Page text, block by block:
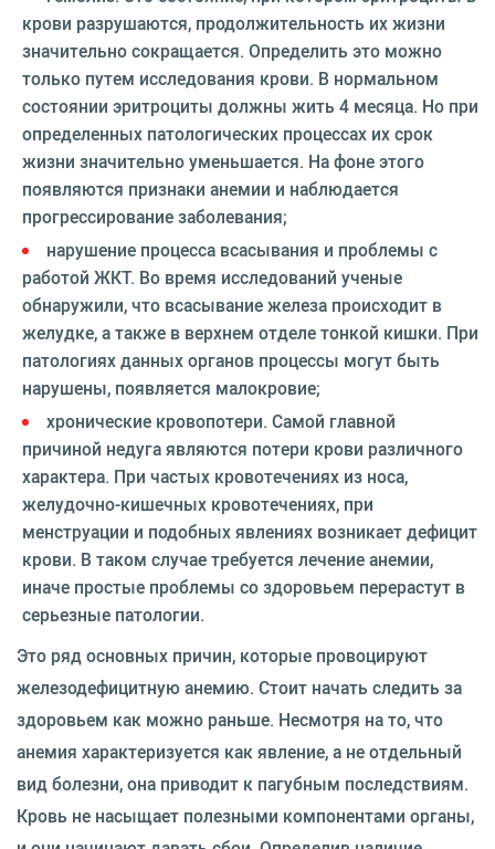
крови разрушаются, продолжительность их жизни
значительно сокращается. Определить это можно
только путем исследования крови. В нормальном
состоянии эритроциты должны жить 4 месяца. Но при
определенных патологических процессах их срок
жизни значительно уменьшается. На фоне этого
появляются признаки анемии и наблюдается
прогрессирование заболевания;
нарушение процесса всасывания и проблемы с
работой ЖКТ. Во время исследований ученые
обнаружили, что всасывание железа происходит в
желудке, а также в верхнем отделе тонкой кишки. При
патологиях данных органов процессы могут быть
нарушены, появляется малокровие;
хронические кровопотери. Самой главной
причиной недуга являются потери крови различного
характера. При частых кровотечениях из носа,
желудочно-кишечных кровотечениях, при
менструации и подобных явлениях возникает дефицит
крови. В таком случае требуется лечение анемии,
иначе простые проблемы со здоровьем перерастут в
серьезные патологии.
Это ряд основных причин, которые провоцируют
железодефицитную анемию. Стоит начать следить за
здоровьем как можно раньше. Несмотря на то, что
анемия характеризуется как явление, а не отдельный
вид болезни, она приводит к пагубным последствиям.
Кровь не насыщает полезными компонентами органы,